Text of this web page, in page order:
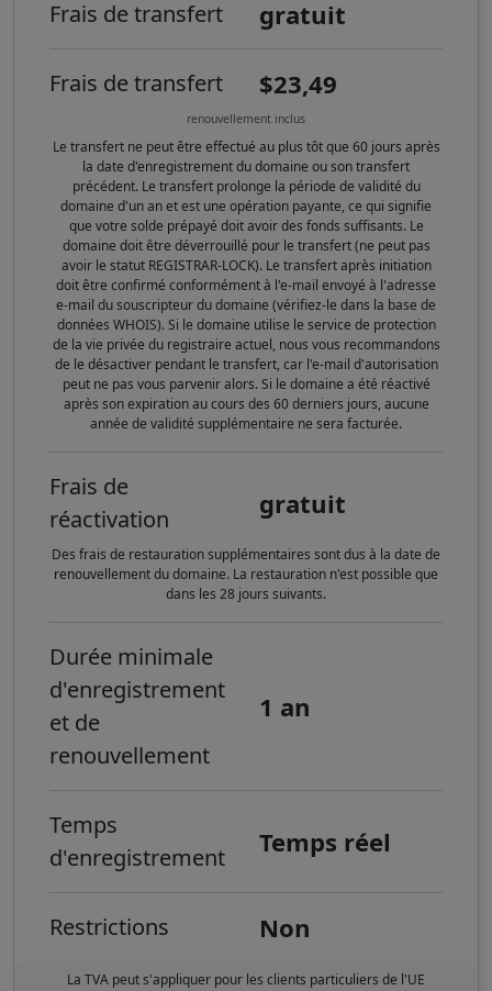
Frais de transfert gratuit
Frais de transfert $23,49
renouvellement inclus
Le transfert ne peut être effectué au plus tôt que 60 jours après
la date d'enregistrement du domaine ou son transfert
précédent. Le transfert prolonge la période de validité du
domaine d'un an et est une opération payante, ce qui signifie
que votre solde prépayé doit avoir des fonds suffisants. Le
domaine doit être déverrouillé pour le transfert (ne peut pas
avoir le statut REGISTRAR-LOCK). Le transfert après initiation
doit être confirmé conformément à l'e-mail envoyé à l'adresse
e-mail du souscripteur du domaine (vérifiez-le dans la base de
données WHOIS). Si le domaine utilise le service de protection
de la vie privée du registraire actuel, nous vous recommandons
de le désactiver pendant le transfert, car l'e-mail d'autorisation
peut ne pas vous parvenir alors. Si le domaine a été réactivé
après son expiration au cours des 60 derniers jours, aucune
année de validité supplémentaire ne sera facturée.
Frais de
réactivation
gratuit
Des frais de restauration supplémentaires sont dus à la date de
renouvellement du domaine. La restauration n'est possible que
dans les 28 jours suivants.
Durée minimale
d'enregistrement
et de
renouvellement
1 an
Temps
d'enregistrement
Temps réel
Restrictions Non
La TVA peut s'appliquer pour les clients particuliers de l'UE